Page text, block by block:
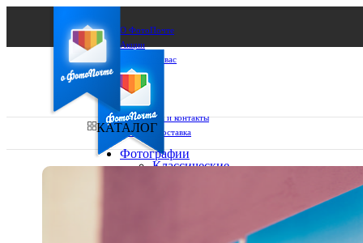
О ФотоПочте
Акции
Сделаем за вас
Бизнесу
FAQ
Франшиза
Поддержка и контакты
Оплата и доставка
КАТАЛОГ
Фотографии
Классические